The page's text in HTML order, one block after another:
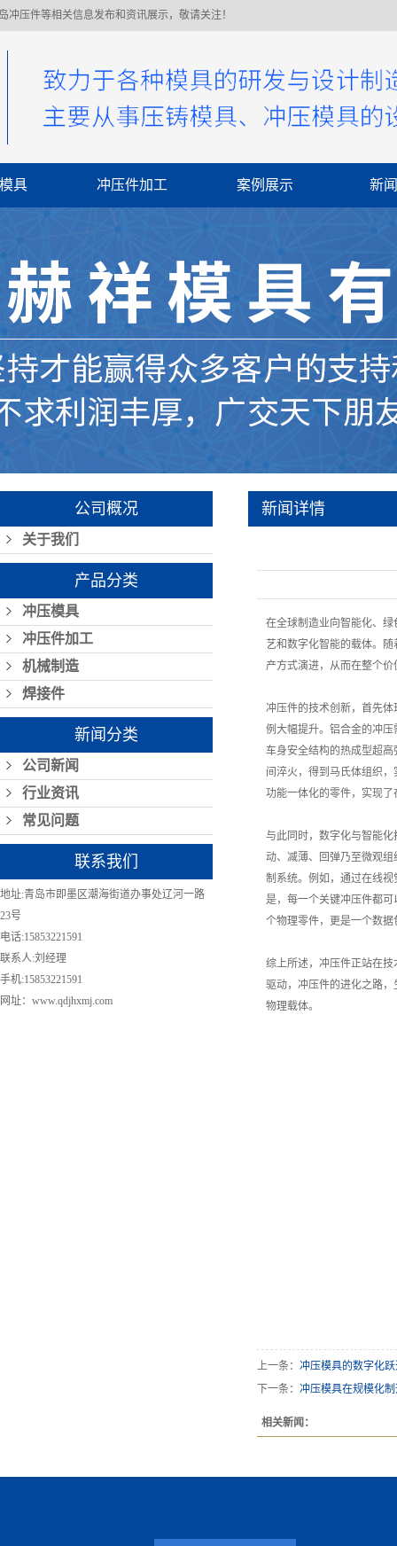
冲压件等相关信息发布和资讯展示，敬请关注！
具 冲压件加工 案例展示 新
常
公司概况
关于我们
产品分类
冲压模具
冲压件加工
机械制造
焊接件
新闻分类
公司新闻
行业资讯
常见问题
联系我们
地址:青岛市即墨区潮海街道办事处辽河一路
23号
电话:15853221591
联系人:刘经理
手机:15853221591
网址：www.qdjhxmj.com
新闻详情
在全球制造业向智能化、
艺和数字化智能的载体。
产方式演进，从而在整个
冲压件的技术创新，首先
例大幅提升。铝合金的冲
车身安全结构的热成型超
间淬火，得到马氏体组织
功能一体化的零件，实现
与此同时，数字化与智能
动、减薄、回弹乃至微观
制系统。例如，通过在线
是，每一个关键冲压件都
个物理零件，更是一个数
综上所述，冲压件正站在
驱动，冲压件的进化之路
物理载体。
上一条： 冲压模具的数字化
下一条： 冲压模具在规模化
相关新闻：